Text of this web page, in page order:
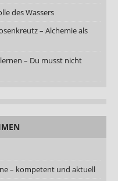
des Wassers
– Alchemie als
– Du musst nicht
– kompetent und aktuell